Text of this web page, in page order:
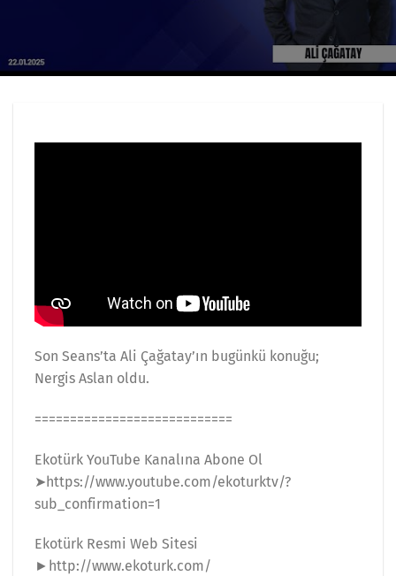
Son Seans’ta Ali Çağatay’ın bugünkü konuğu;
Nergis Aslan oldu.
============================
Ekotürk YouTube Kanalına Abone Ol
➤https://www.youtube.com/ekoturktv/?
sub_confirmation=1
Ekotürk Resmi Web Sitesi
►http://www.ekoturk.com/